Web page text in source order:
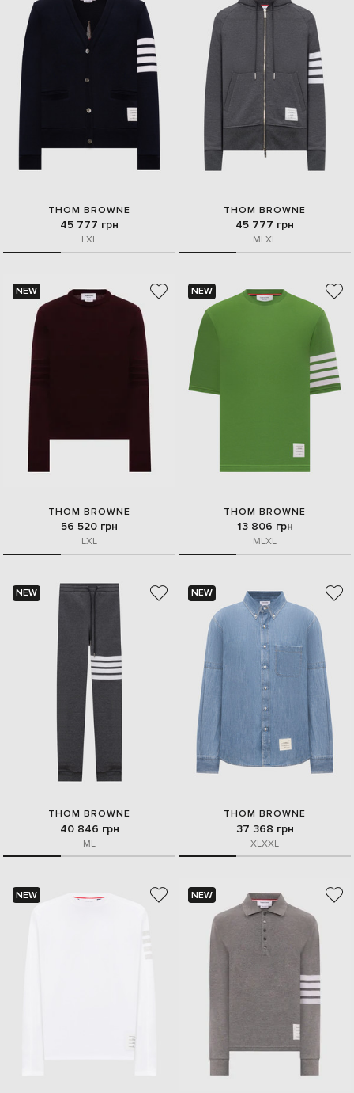
THOM BROWNE
45 777 грн
LXL
THOM BROWNE
45 777 грн
MLXL
NEW
THOM BROWNE
56 520 грн
LXL
NEW
THOM BROWNE
13 806 грн
MLXL
NEW
THOM BROWNE
40 846 грн
ML
NEW
THOM BROWNE
37 368 грн
XLXXL
NEW NEW